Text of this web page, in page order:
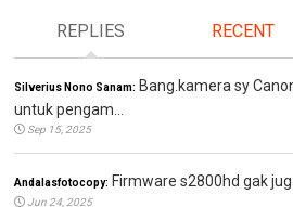
REPLIES RECENT
Silverius Nono Sanam: Bang.kamera sy
untuk pengam...
Sep 15, 2025
Andalasfotocopy: Firmware s2800hd gak
Jun 24, 2025